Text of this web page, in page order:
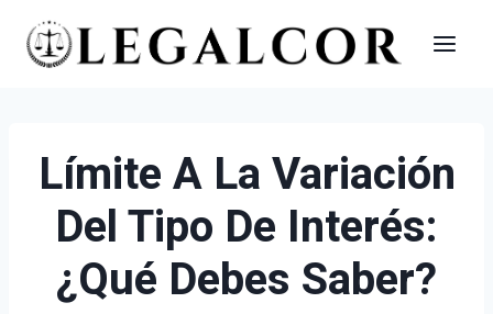
Saltar
Límite A La Variación
Del Tipo De Interés:
¿Qué Debes Saber?